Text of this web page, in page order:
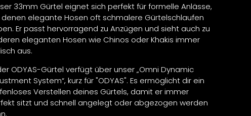
33mm Gürtel eignet sich perfekt für formelle Anlässe,
elegante Hosen oft schmalere Gürtelschlaufen
Er passt hervorragend zu Anzügen und sieht auch zu
eleganten Hosen wie Chinos oder Khakis immer
aus.
ODYAS-Gürtel verfügt über unser „Omni Dynamic
System“, kurz für "ODYAS". Es ermöglicht dir ein
Verstellen deines Gürtels, damit er immer
sitzt und schnell angelegt oder abgezogen werden